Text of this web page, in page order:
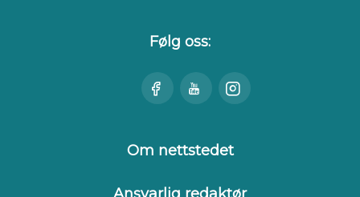
Følg oss:
Besøk Se
Youtube
Besøk
Instagram
Om nettstedet